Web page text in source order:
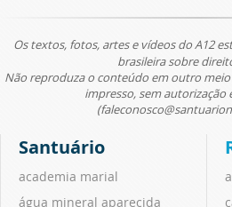
Os textos, fotos, artes e vídeos do A12
brasileira sobre
Não reproduza o conteúdo em outro
impresso, sem autorização
Santuário
academia marial
água mineral aparecida